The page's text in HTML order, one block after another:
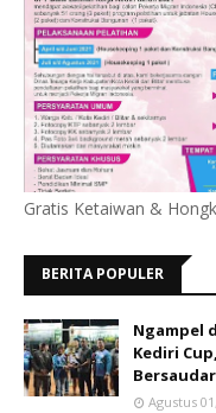
Gratis Ketaiwan &
BERITA POPULER
Ngampel
Kediri
Agustus